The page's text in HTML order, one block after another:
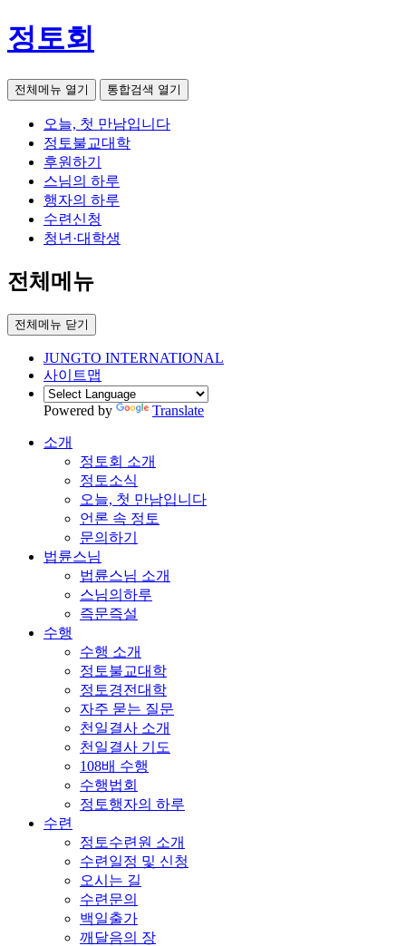
정토회
전체메뉴 열기 통합검색 열기
오늘, 첫 만남입니다
정토불교대학
후원하기
스님의 하루
행자의 하루
수련신청
청년·대학생
전체메뉴
전체메뉴 닫기
JUNGTO INTERNATIONAL
사이트맵
Powered by Translate
소개
정토회 소개
정토소식
오늘, 첫 만남입니다
언론 속 정토
문의하기
법륜스님
법륜스님 소개
스님의하루
즉문즉설
수행
수행 소개
정토불교대학
정토경전대학
자주 묻는 질문
천일결사 소개
천일결사 기도
108배 수행
수행법회
정토행자의 하루
수련
정토수련원 소개
수련일정 및 신청
오시는 길
수련문의
백일출가
깨달음의 장